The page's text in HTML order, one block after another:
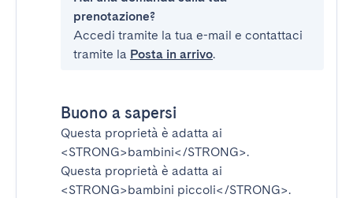
prenotazione?
Accedi tramite la tua e-mail e contattaci
tramite la Posta in arrivo.
Buono a sapersi
Questa proprietà è adatta ai
<STRONG>bambini</STRONG>.
Questa proprietà è adatta ai
<STRONG>bambini piccoli</STRONG>.